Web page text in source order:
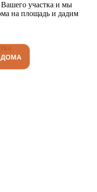
ДОМА
участка и мы
на площадь и дадим